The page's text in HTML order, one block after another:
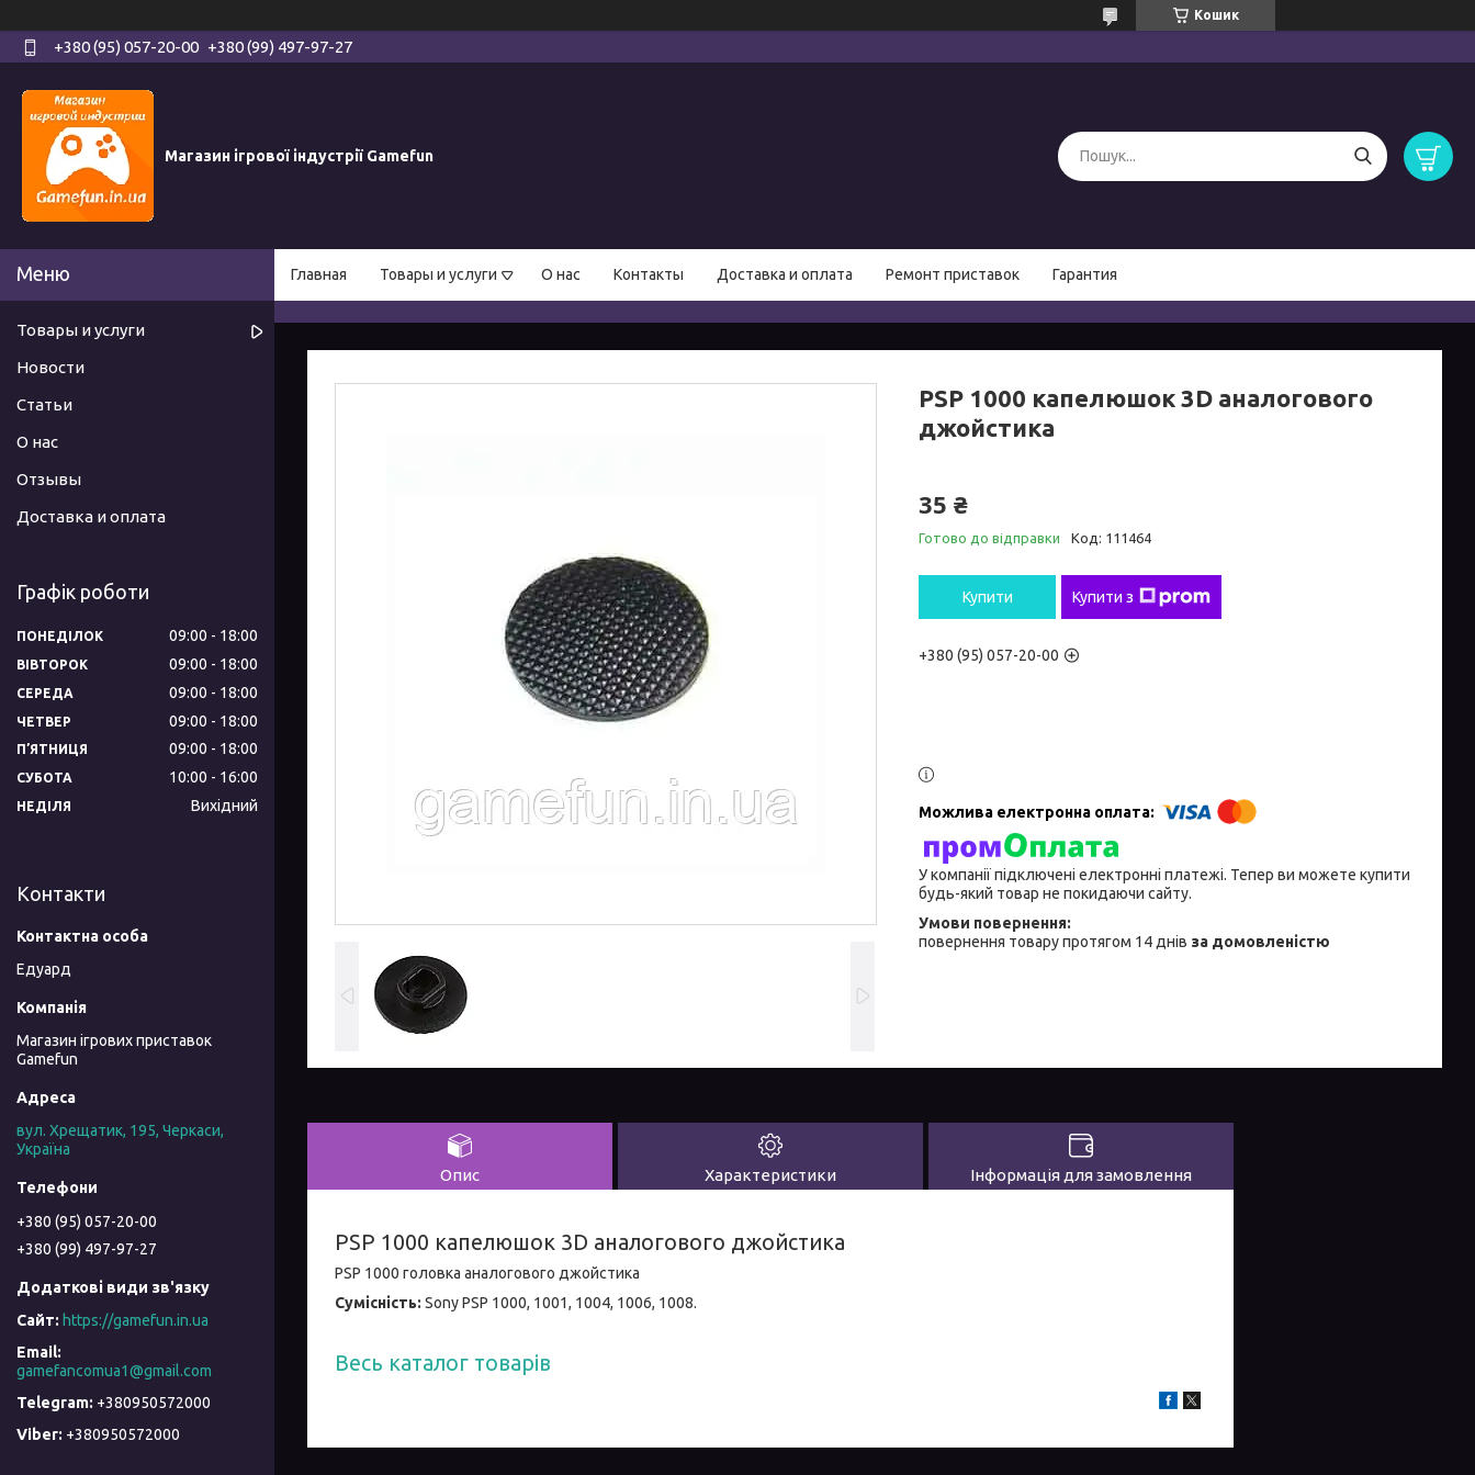
Кошик
+380 (95) 057-20-00 +380 (99) 497-97-27
Магазин ігрової індустрії Gamefun
Главная Товары и услуги О нас Контакты Доставка и оплата Ремонт приставок Гарантия
PSP 1000 капелюшок 3D аналогового
джойстика
35 ₴
Готово до відправки Код: 111464
Купити Купити з
+380 (95) 057-20-00
У компанії підключені електронні платежі. Тепер ви можете купити
будь-який товар не покидаючи сайту.
повернення товару протягом 14 днів за домовленістю
Опис Характеристики Інформація для замовлення
PSP 1000 капелюшок 3D аналогового джойстика
PSP 1000 головка аналогового джойстика
Сумісність: Sony PSP 1000, 1001, 1004, 1006, 1008.
Весь каталог товарів
Товары и услуги
Новости
Статьи
О нас
Отзывы
Доставка и оплата
Графік роботи
ПОНЕДІЛОК 09:00 18:00
ВІВТОРОК 09:00 18:00
СЕРЕДА 09:00 18:00
ЧЕТВЕР 09:00 18:00
ПʼЯТНИЦЯ 09:00 18:00
СУБОТА 10:00 16:00
НЕДІЛЯ Вихідний
Контакти
Едуард
Магазин ігрових приставок
Gamefun
вул. Хрещатик, 195, Черкаси,
Україна
+380 (95) 057-20-00
+380 (99) 497-97-27
https://gamefun.in.ua
gamefancomua1@gmail.com
+380950572000
+380950572000